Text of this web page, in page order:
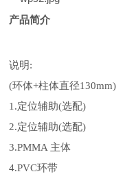
产品简介
说明:
(环体+柱体直径130mm)
1.定位辅助(选配)
2.定位辅助(选配)
3.PMMA 主体
4.PVC环带